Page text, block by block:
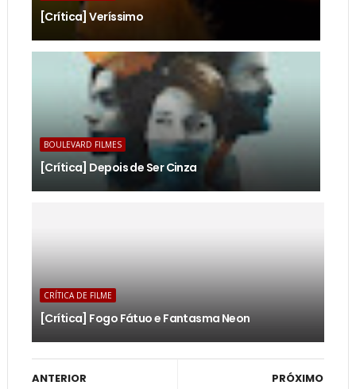
[Crítica] Veríssimo
BOULEVARD FILMES
[Crítica] Depois de Ser Cinza
CRÍTICA DE FILME
[Crítica] Fogo Fátuo e Fantasma Neon
PRÓXIMO
ANTERIOR